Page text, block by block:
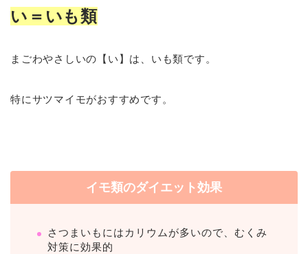
い＝いも類
まごわやさしいの【い】は、いも類です。
特にサツマイモがおすすめです。
イモ類のダイエット効果
さつまいもにはカリウムが多いので、むくみ
対策に効果的